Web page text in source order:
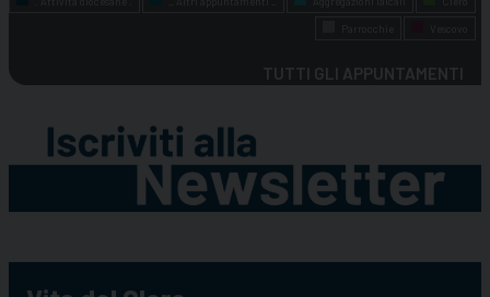
TUTTI GLI APPUNTAMENTI